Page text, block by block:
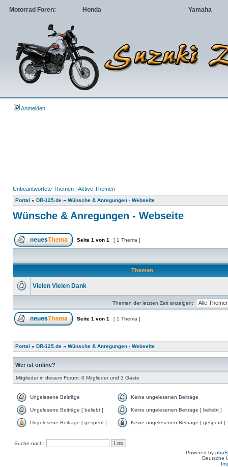
Motorrad Foren: Honda Yamaha
Anmelden
Unbeantwortete Themen | Aktive Themen
Portal » DR-125.de » Wünsche & Anregungen - Webseite
Wünsche & Anregungen - Webseite
Seite 1 von 1 [ 1 Thema ]
Themen
Vielen Vielen Dank
Themen der letzten Zeit anzeigen:
Seite 1 von 1 [ 1 Thema ]
Portal » DR-125.de » Wünsche & Anregungen - Webseite
Wer ist online?
Mitglieder in diesem Forum: 0 Mitglieder und 3 Gäste
Ungelesene Beiträge Keine ungelesenen Beiträge
Ungelesene Beiträge [ beliebt ] Keine ungelesenen Beiträge [ beliebt ]
Ungelesene Beiträge [ gesperrt ] Keine ungelesenen Beiträge [ gesperrt ]
Suche nach:
Powered by
Deutsche